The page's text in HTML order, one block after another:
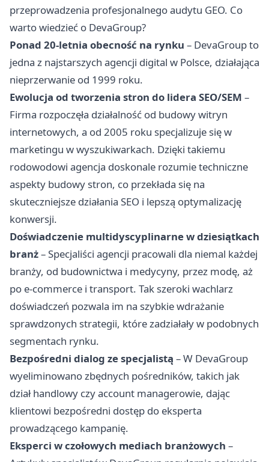
przeprowadzenia profesjonalnego audytu GEO. Co
warto wiedzieć o DevaGroup?
Ponad 20-letnia obecność na rynku – DevaGroup to
jedna z najstarszych agencji digital w Polsce, działająca
nieprzerwanie od 1999 roku.
Ewolucja od tworzenia stron do lidera SEO/SEM –
Firma rozpoczęła działalność od budowy witryn
internetowych, a od 2005 roku specjalizuje się w
marketingu w wyszukiwarkach. Dzięki takiemu
rodowodowi agencja doskonale rozumie techniczne
aspekty budowy stron, co przekłada się na
skuteczniejsze działania SEO i lepszą optymalizację
konwersji.
Doświadczenie multidyscyplinarne w dziesiątkach
branż– Specjaliści agencji pracowali dla niemal każdej
branży, od budownictwa i medycyny, przez modę, aż
po e-commerce i transport. Tak szeroki wachlarz
doświadczeń pozwala im na szybkie wdrażanie
sprawdzonych strategii, które zadziałały w podobnych
segmentach rynku.
Bezpośredni dialog ze specjalistą – W DevaGroup
wyeliminowano zbędnych pośredników, takich jak
dział handlowy czy account managerowie, dając
klientowi bezpośredni dostęp do eksperta
prowadzącego kampanię.
Eksperci w czołowych mediach branżowych –